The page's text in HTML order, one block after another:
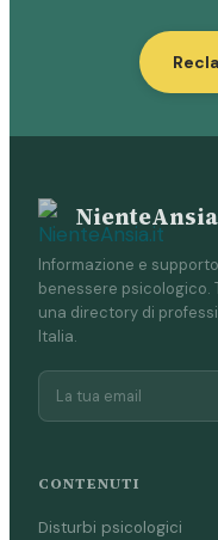
Informazione e
benessere psicologico.
una directory di
Italia.
CONTENUTI
Disturbi psicologici